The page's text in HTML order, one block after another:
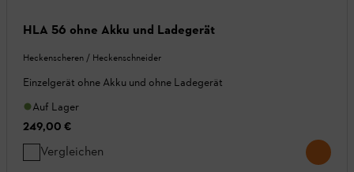
HLA 56 ohne Akku und Ladegerät
Heckenscheren / Heckenschneider
Einzelgerät ohne Akku und ohne Ladegerät
Auf Lager
249,00 €
Vergleichen